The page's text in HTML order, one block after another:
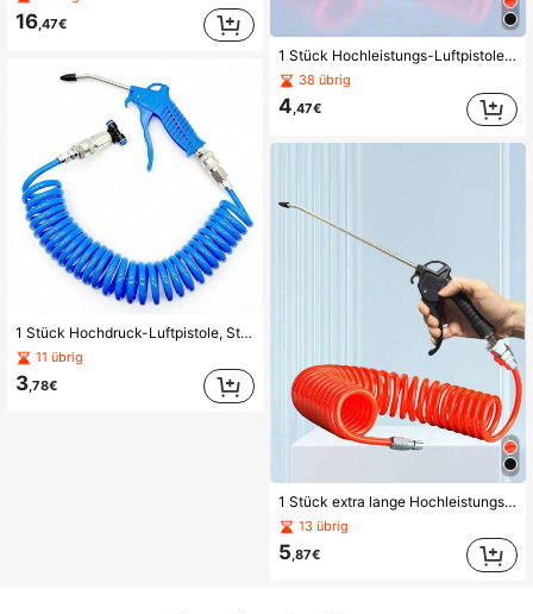
16,47€
1 Stück Hochdruck-Luftpistole, Staubabblaspistole mit verlängerter Düse, geeignet für industrielle Verarbeitung, Ausrüstungsreinigung, Autoinnenraum und Motorenreinigung
11 übrig
3,78€
1 Stück Hochleistungs-Luftpistole - Industrielle & Haushaltslufttülle, Material PP, geeignet für Druckluft-Staubbeseitigung, schwarz, Luftpistolen-Zubehör
38 übrig
4,47€
1 Stück extra lange Hochleistungs-Luftblasdüse - verlängerter Luftschlauch, Hochdruck-Industrie- und Haushalts-Luftdüse, beständiges PP-Material, geeignet für Druckluft-Staubbeseitigung, schwarz, Luftpistolen-Zubehör
13 übrig
5 ,87€